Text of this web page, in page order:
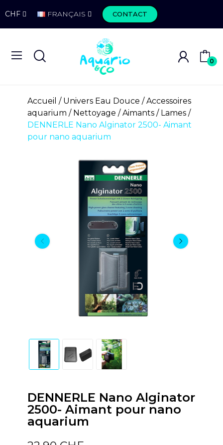
CHF FRANÇAIS CONTACT
0
Accueil Univers Eau Douce
Accessoires
aquarium
Nettoyage
Aimants / Lames
DENNERLE Nano Alginator 2500- Aimant
pour nano aquarium
DENNERLE Nano Alginator
2500- Aimant pour nano
aquarium